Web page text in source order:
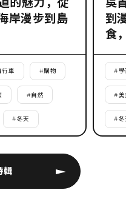
輯
岸漫步到島
行車 #購物
#自然
#冬天
到
食
# 學
#美
#冬